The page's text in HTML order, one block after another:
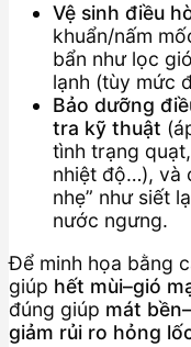
Vệ sinh điều
khuẩn/nấm
bẩn như lọc
lạnh (tùy mức
Bảo dưỡng
tra kỹ thuật
tình trạng
nhiệt độ…), và
nhẹ” như siết
nước ngưng.
Để minh họa bằng
giúp hết mùi–gió
đúng giúp mát
giảm rủi ro hỏng